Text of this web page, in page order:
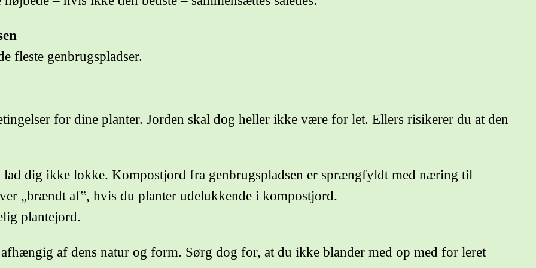
fleste genbrugspladser.
for dine planter. Jorden skal dog heller ikke være for let. Ellers risikerer du at den
dig ikke lokke. Kompostjord fra genbrugspladsen er sprængfyldt med næring til
„brændt af‟, hvis du planter udelukkende i kompostjord.
plantejord.
af dens natur og form. Sørg dog for, at du ikke blander med op med for leret